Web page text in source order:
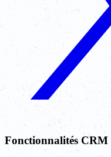
Fonctionnalités